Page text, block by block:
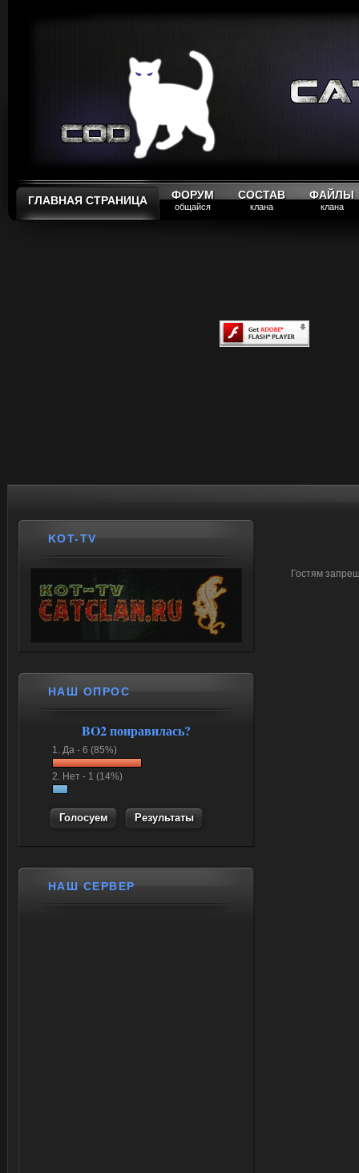
ГЛАВНАЯ СТРАНИЦА ФОРУМ
общайся
СОСТАВ
клана
ФАЙЛЫ
клана
Гостям
KOT-TV
НАШ ОПРОС
BO2 понравилась?
1. Да - 6 (85%)
2. Нет - 1 (14%)
Результаты
НАШ СЕРВЕР